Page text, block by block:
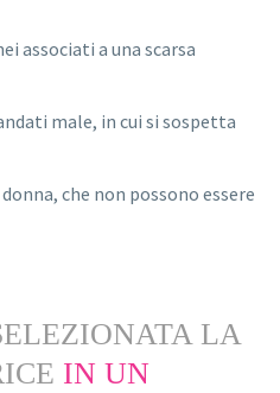
associati a una scarsa
male, in cui si sospetta
che non possono essere
LA
IN UN